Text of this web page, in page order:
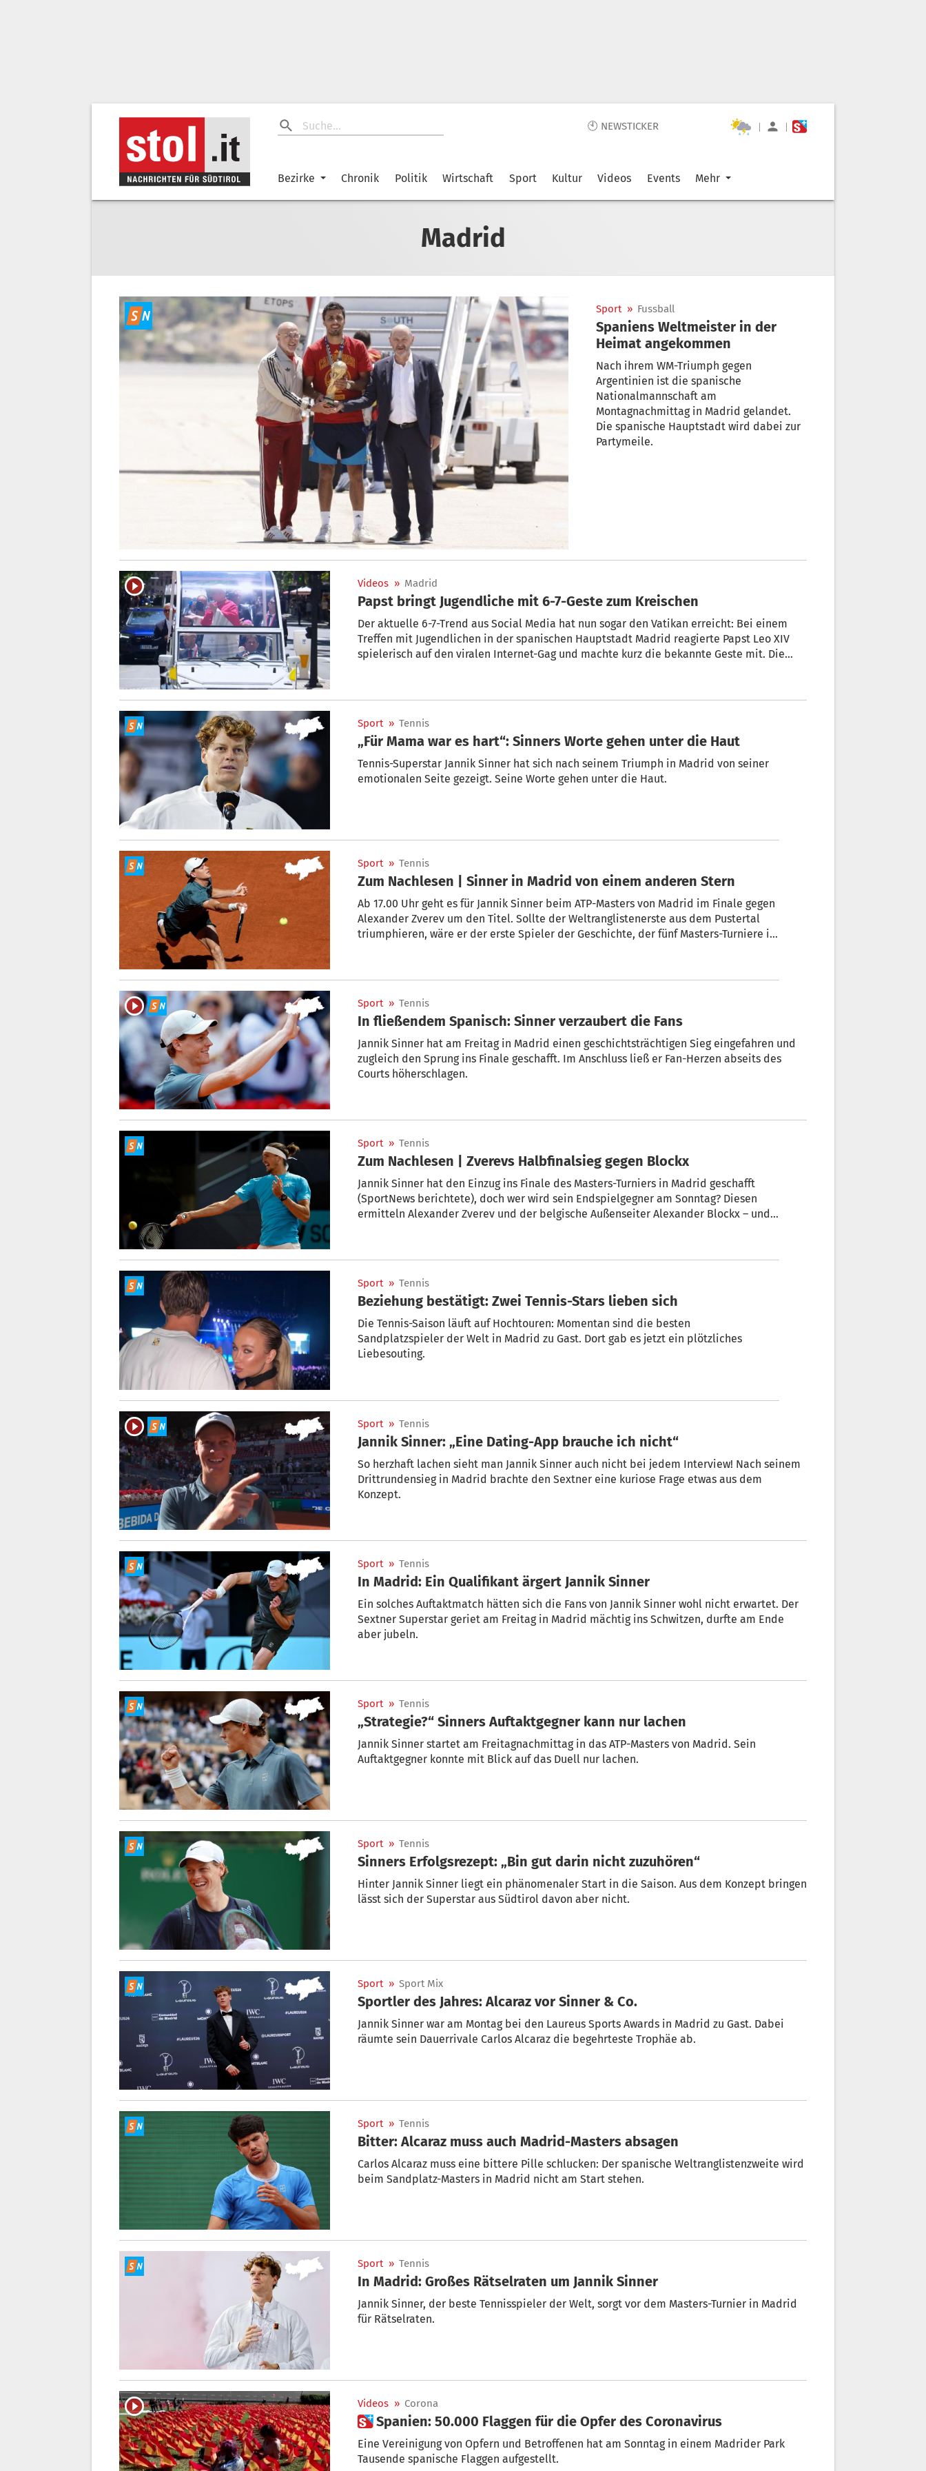
🕙 NEWSTICKER | |
Bezirke Chronik Politik Wirtschaft Sport Kultur Videos Events Mehr
Madrid
Sport » Fussball
Spaniens Weltmeister in der
Heimat angekommen
Nach ihrem WM-Triumph gegen
Argentinien ist die spanische
Nationalmannschaft am
Montagnachmittag in Madrid gelandet.
Die spanische Hauptstadt wird dabei zur
Partymeile.
Videos » Madrid
Papst bringt Jugendliche mit 6-7-Geste zum Kreischen
Der aktuelle 6-7-Trend aus Social Media hat nun sogar den Vatikan erreicht: Bei einem
Treffen mit Jugendlichen in der spanischen Hauptstadt Madrid reagierte Papst Leo XIV
spielerisch auf den viralen Internet-Gag und machte kurz die bekannte Geste mit. Die
verwendet, um zu zeigen, dass man Teil des Trends ist und um Erwachsene zu verwirren.
der den Ausdruck dort wiederholt singt.
Sport » Tennis
„Für Mama war es hart“: Sinners Worte gehen unter die Haut
Tennis-Superstar Jannik Sinner hat sich nach seinem Triumph in Madrid von seiner
emotionalen Seite gezeigt. Seine Worte gehen unter die Haut.
Sport » Tennis
Zum Nachlesen | Sinner in Madrid von einem anderen Stern
Ab 17.00 Uhr geht es für Jannik Sinner beim ATP-Masters von Madrid im Finale gegen
Alexander Zverev um den Titel. Sollte der Weltranglistenerste aus dem Pustertal
triumphieren, wäre er der erste Spieler der Geschichte, der fünf Masters-Turniere in
Sport » Tennis
In fließendem Spanisch: Sinner verzaubert die Fans
Jannik Sinner hat am Freitag in Madrid einen geschichtsträchtigen Sieg eingefahren und
zugleich den Sprung ins Finale geschafft. Im Anschluss ließ er Fan-Herzen abseits des
Courts höherschlagen.
Sport » Tennis
Zum Nachlesen | Zverevs Halbfinalsieg gegen Blockx
Jannik Sinner hat den Einzug ins Finale des Masters-Turniers in Madrid geschafft
(SportNews berichtete), doch wer wird sein Endspielgegner am Sonntag? Diesen
ermitteln Alexander Zverev und der belgische Außenseiter Alexander Blockx – und
Sport » Tennis
Beziehung bestätigt: Zwei Tennis-Stars lieben sich
Die Tennis-Saison läuft auf Hochtouren: Momentan sind die besten
Sandplatzspieler der Welt in Madrid zu Gast. Dort gab es jetzt ein plötzliches
Liebesouting.
Sport » Tennis
Jannik Sinner: „Eine Dating-App brauche ich nicht“
So herzhaft lachen sieht man Jannik Sinner auch nicht bei jedem Interview! Nach seinem
Drittrundensieg in Madrid brachte den Sextner eine kuriose Frage etwas aus dem
Konzept.
Sport » Tennis
In Madrid: Ein Qualifikant ärgert Jannik Sinner
Ein solches Auftaktmatch hätten sich die Fans von Jannik Sinner wohl nicht erwartet. Der
Sextner Superstar geriet am Freitag in Madrid mächtig ins Schwitzen, durfte am Ende
aber jubeln.
Sport » Tennis
„Strategie?“ Sinners Auftaktgegner kann nur lachen
Jannik Sinner startet am Freitagnachmittag in das ATP-Masters von Madrid. Sein
Auftaktgegner konnte mit Blick auf das Duell nur lachen.
Sport » Tennis
Sinners Erfolgsrezept: „Bin gut darin nicht zuzuhören“
Hinter Jannik Sinner liegt ein phänomenaler Start in die Saison. Aus dem Konzept bringen
lässt sich der Superstar aus Südtirol davon aber nicht.
Sport » Sport Mix
Sportler des Jahres: Alcaraz vor Sinner & Co.
Jannik Sinner war am Montag bei den Laureus Sports Awards in Madrid zu Gast. Dabei
räumte sein Dauerrivale Carlos Alcaraz die begehrteste Trophäe ab.
Sport » Tennis
Bitter: Alcaraz muss auch Madrid-Masters absagen
Carlos Alcaraz muss eine bittere Pille schlucken: Der spanische Weltranglistenzweite wird
beim Sandplatz-Masters in Madrid nicht am Start stehen.
Sport » Tennis
In Madrid: Großes Rätselraten um Jannik Sinner
Jannik Sinner, der beste Tennisspieler der Welt, sorgt vor dem Masters-Turnier in Madrid
für Rätselraten.
Videos » Corona
 Spanien: 50.000 Flaggen für die Opfer des Coronavirus
Eine Vereinigung von Opfern und Betroffenen hat am Sonntag in einem Madrider Park
Tausende spanische Flaggen aufgestellt.